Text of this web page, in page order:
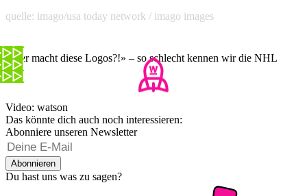
quelle: imago/usa today network / imago images
«Wer macht diese Logos?!» – so schlecht kennen wir die NHL
Video: watson
Das könnte dich auch noch interessieren:
Abonniere unseren Newsletter
Abonnieren
Du hast uns was zu sagen?